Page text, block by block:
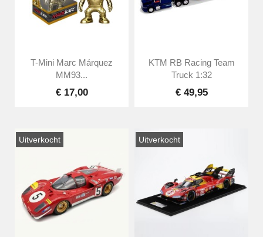
T-Mini Marc Márquez
MM93...
€ 17,00
KTM RB Racing Team
Truck 1:32
€ 49,95
Uitverkocht Uitverkocht